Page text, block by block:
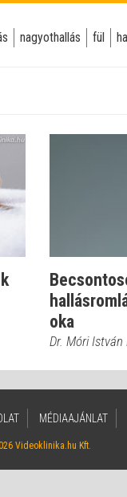
nagyothallás fül
oka
Dr. Móri István
MÉDIAAJÁNLAT
Videoklinika.hu Kft.